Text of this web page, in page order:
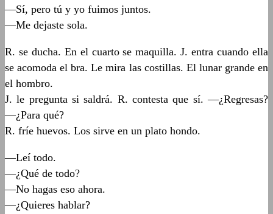
—Sí, pero tú y yo fuimos juntos.
—Me dejaste sola.
R. se ducha. En el cuarto se maquilla. J. entra cuando ella
se acomoda el bra. Le mira las costillas. El lunar grande en
el hombro.
J. le pregunta si saldrá. R. contesta que sí. —¿Regresas?
—¿Para qué?
R. fríe huevos. Los sirve en un plato hondo.
—Leí todo.
—¿Qué de todo?
—No hagas eso ahora.
—¿Quieres hablar?